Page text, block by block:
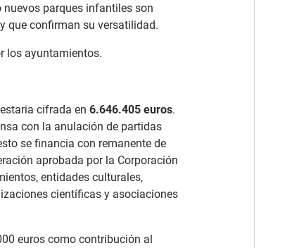
nuevos parques infantiles son
que confirman su versatilidad.
los ayuntamientos.
cifrada en 6.646.405 euros.
con la anulación de partidas
se financia con remanente de
aprobada por la Corporación
entidades culturales,
científicas y asociaciones
euros como contribución al